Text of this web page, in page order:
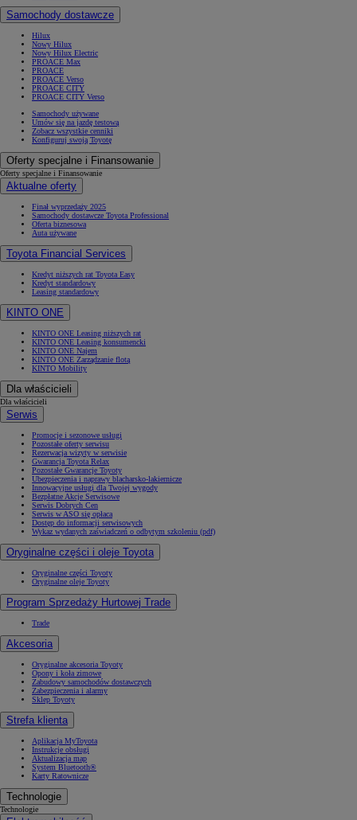
Samochody dostawcze
Hilux
Nowy Hilux
Nowy Hilux Electric
PROACE Max
PROACE
PROACE Verso
PROACE CITY
PROACE CITY Verso
Samochody używane
Umów się na jazdę testową
Zobacz wszystkie cenniki
Konfiguruj swoją Toyotę
Oferty specjalne i Finansowanie
Oferty specjalne i Finansowanie
Aktualne oferty
Finał wyprzedaży 2025
Samochody dostawcze Toyota Professional
Oferta biznesowa
Auta używane
Toyota Financial Services
Kredyt niższych rat Toyota Easy
Kredyt standardowy
Leasing standardowy
KINTO ONE
KINTO ONE Leasing niższych rat
KINTO ONE Leasing konsumencki
KINTO ONE Najem
KINTO ONE Zarządzanie flotą
KINTO Mobility
Dla właścicieli
Dla właścicieli
Serwis
Promocje i sezonowe usługi
Pozostałe oferty serwisu
Rezerwacja wizyty w serwisie
Gwarancja Toyota Relax
Pozostałe Gwarancje Toyoty
Ubezpieczenia i naprawy blacharsko-lakiernicze
Innowacyjne usługi dla Twojej wygody
Bezpłatne Akcje Serwisowe
Serwis Dobrych Cen
Serwis w ASO się opłaca
Dostęp do informacji serwisowych
Wykaz wydanych zaświadczeń o odbytym szkoleniu (pdf)
Oryginalne części i oleje Toyota
Oryginalne części Toyoty
Oryginalne oleje Toyoty
Program Sprzedaży Hurtowej Trade
Trade
Akcesoria
Oryginalne akcesoria Toyoty
Opony i koła zimowe
Zabudowy samochodów dostawczych
Zabezpieczenia i alarmy
Sklep Toyoty
Strefa klienta
Aplikacja MyToyota
Instrukcje obsługi
Aktualizacja map
System Bluetooth®
Karty Ratownicze
Technologie
Technologie